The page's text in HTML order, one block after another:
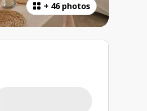
+ 46 photos